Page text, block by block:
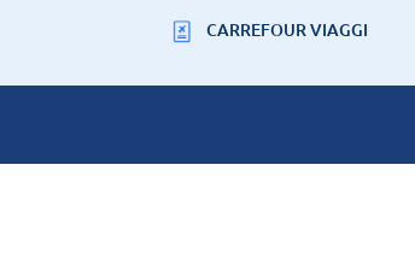
CARREFOUR VIAGGI